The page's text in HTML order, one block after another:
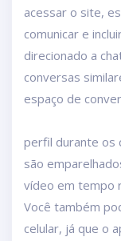
acessar o site,
comunicar e
direcionado a
conversas
espaço de
perfil durante os
são
vídeo em tempo
Você também
celular, já que o